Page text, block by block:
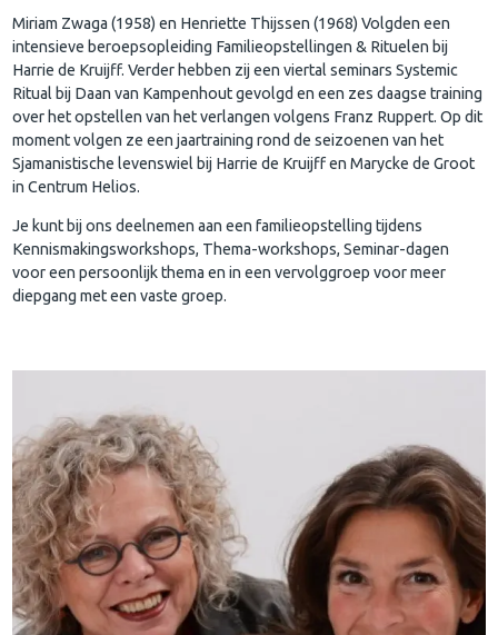
Miriam Zwaga (1958) en Henriette Thijssen (1968) Volgden een
intensieve beroepsopleiding Familieopstellingen & Rituelen bij
Harrie de Kruijff. Verder hebben zij een viertal seminars Systemic
Ritual bij Daan van Kampenhout gevolgd en een zes daagse training
over het opstellen van het verlangen volgens Franz Ruppert. Op dit
moment volgen ze een jaartraining rond de seizoenen van het
Sjamanistische levenswiel bij Harrie de Kruijff en Marycke de Groot
in Centrum Helios.
Je kunt bij ons deelnemen aan een familieopstelling tijdens
Kennismakingsworkshops, Thema-workshops, Seminar-dagen
voor een persoonlijk thema en in een vervolggroep voor meer
diepgang met een vaste groep.